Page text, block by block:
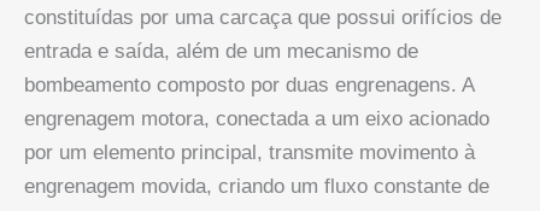
constituídas por uma carcaça que possui orifícios de
entrada e saída, além de um mecanismo de
bombeamento composto por duas engrenagens. A
engrenagem motora, conectada a um eixo acionado
por um elemento principal, transmite movimento à
engrenagem movida, criando um fluxo constante de